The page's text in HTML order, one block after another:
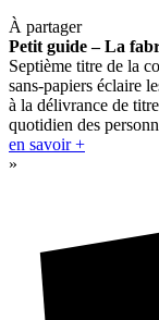
À partager
Petit guide – La
Septième titre de la
sans-papiers éclaire
à la délivrance de
quotidien des
en savoir +
»